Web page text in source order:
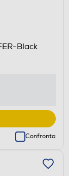
Black
Confronta